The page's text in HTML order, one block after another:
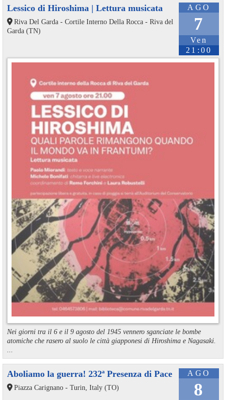
AGO
7
Ven
21:00
Lessico di Hiroshima | Lettura musicata
Riva Del Garda - Cortile Interno Della Rocca - Riva del
Garda (TN)
Nei giorni tra il 6 e il 9 agosto del 1945 vennero sganciate le bombe
atomiche che rasero al suolo le città giapponesi di Hiroshima e Nagasaki.
AGO
8
Aboliamo la guerra! 232ª Presenza di Pace
Piazza Carignano - Turin, Italy (TO)